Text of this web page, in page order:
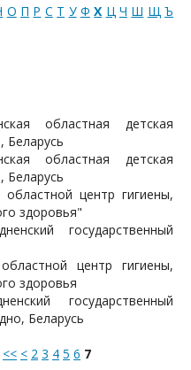
О П Р С Т У Ф Х Ц Ч Ш Щ Ъ
областная детская
Беларусь
областная детская
Беларусь
центр гигиены,
здоровья"
государственный
центр гигиены,
здоровья
государственный
Беларусь
<< < 2 3 4 5 6 7